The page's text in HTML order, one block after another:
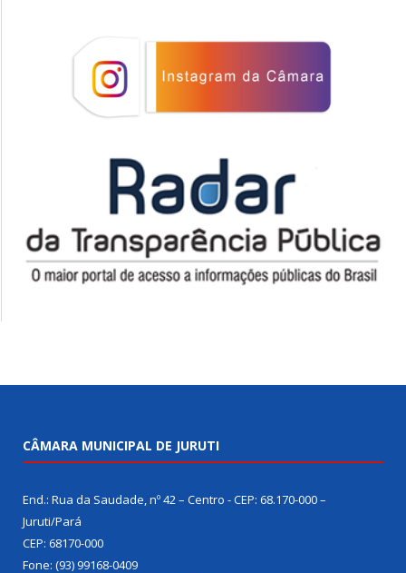
CÂMARA MUNICIPAL DE JURUTI
End.: Rua da Saudade, nº 42 – Centro - CEP: 68.170-000 –
Juruti/Pará
CEP: 68170-000
Fone: (93) 99168-0409